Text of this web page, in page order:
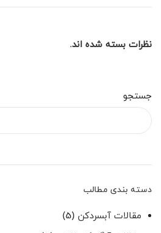
نظرات بسته شده اند.
جستجو
دسته بندی مطالب
مقالات آبسردکن (5)